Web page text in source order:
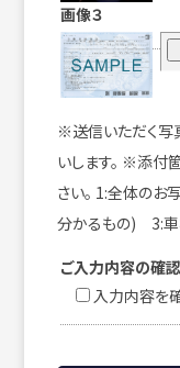
画像３
※送信いただく写
いします。 ※添付
さい。 1:全体の
分かるもの) 3:
ご入力内容の確
入力内容を